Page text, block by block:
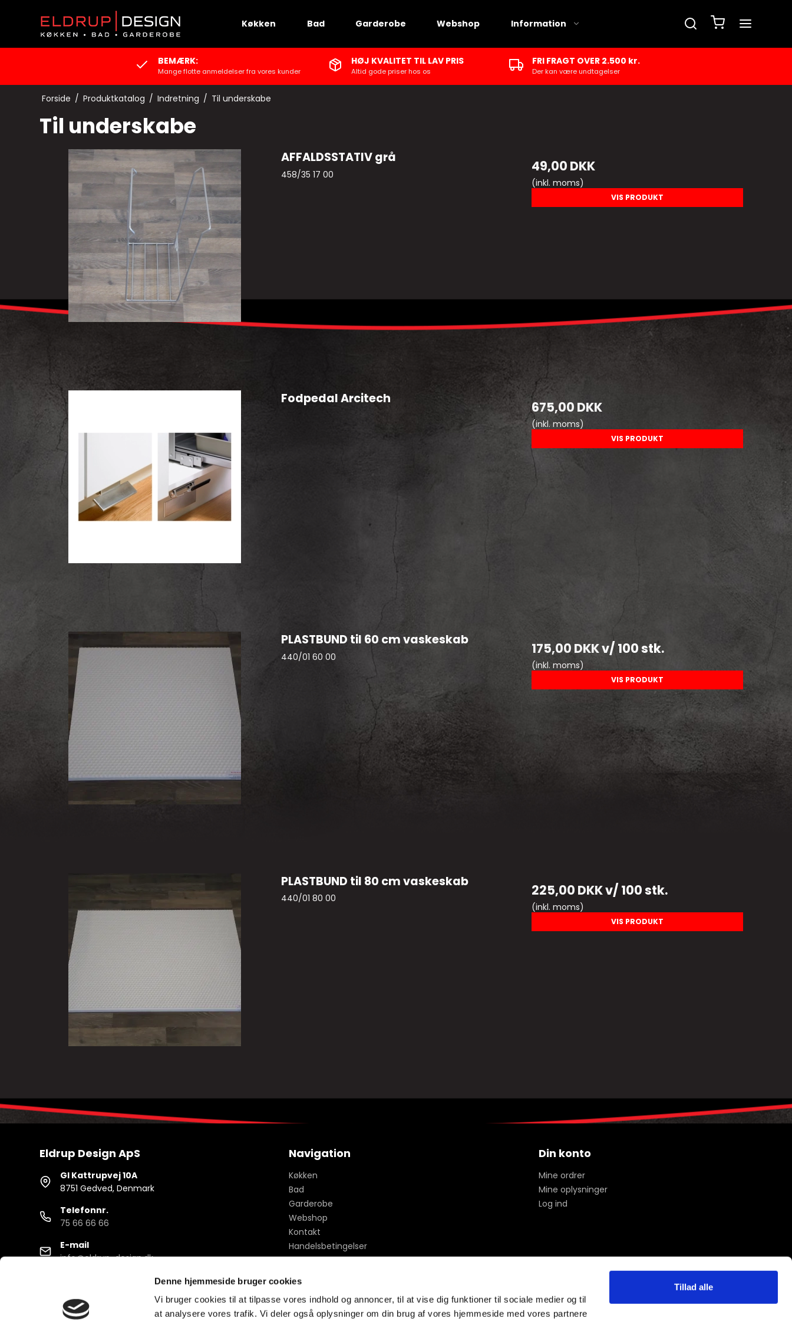
Denne hjemmeside bruger cookies
Vi bruger cookies til at tilpasse vores indhold og annoncer, til at vise dig funktioner til sociale medier og til
at analysere vores trafik. Vi deler også oplysninger om din brug af vores hjemmeside med vores partnere
Tillad alle
Køkken Bad Garderobe Webshop Information
BEMÆRK:
Mange flotte anmeldelser fra vores kunder
HØJ KVALITET TIL LAV PRIS
Altid gode priser hos os
FRI FRAGT OVER 2.500 kr.
Der kan være undtagelser
Forside / Produktkatalog / Indretning / Til underskabe
Til underskabe
AFFALDSSTATIV grå
458/35 17 00 49,00 DKK
(inkl. moms)
VIS PRODUKT
Fodpedal Arcitech
675,00 DKK
(inkl. moms)
VIS PRODUKT
PLASTBUND til 60 cm vaskeskab
440/01 60 00 175,00 DKKv/ 100 stk.
(inkl. moms)
VIS PRODUKT
PLASTBUND til 80 cm vaskeskab
440/01 80 00 225,00 DKKv/ 100 stk.
(inkl. moms)
VIS PRODUKT
Eldrup Design ApS
Gl Kattrupvej 10A
8751 Gedved, Denmark
Telefonnr.
75 66 66 66
E-mail
info@eldrup-design.dk
Navigation
Køkken
Bad
Garderobe
Webshop
Kontakt
Handelsbetingelser
Inspiration - billeder
Din konto
Mine ordrer
Mine oplysninger
Log ind